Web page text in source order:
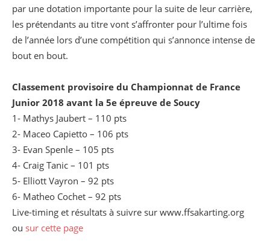
par une dotation importante pour la suite de leur carrière,
les prétendants au titre vont s’affronter pour l’ultime fois
de l’année lors d’une compétition qui s’annonce intense de
bout en bout.
Classement provisoire du Championnat de France
Junior 2018 avant la 5e épreuve de Soucy
1- Mathys Jaubert – 110 pts
2- Maceo Capietto – 106 pts
3- Evan Spenle – 105 pts
4- Craig Tanic – 101 pts
5- Elliott Vayron – 92 pts
6- Matheo Cochet – 92 pts
Live-timing et résultats à suivre sur www.ffsakarting.org
ou sur cette page